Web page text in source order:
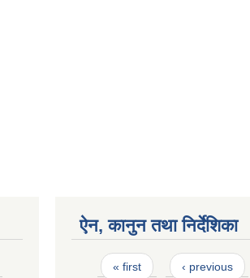
ऐन, कानुन तथा निर्देशिका
Pages
« first ‹ previous